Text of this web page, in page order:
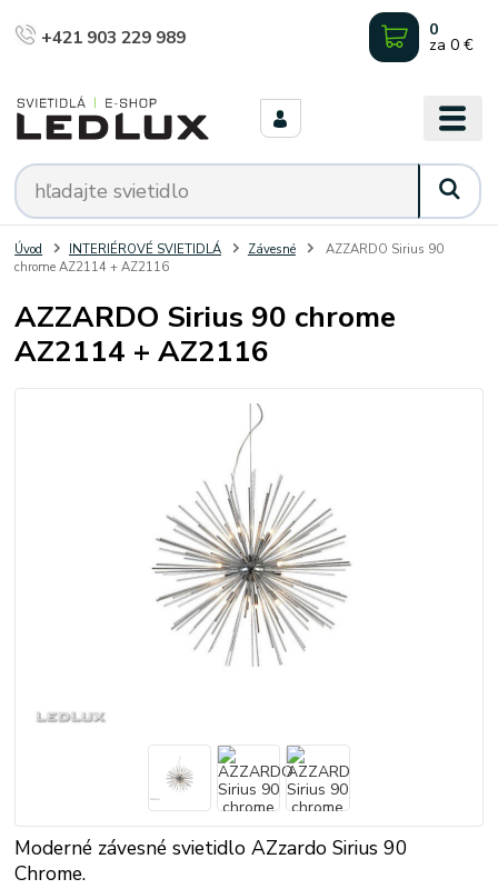
+421 903 229 989 0
za 0 €
Úvod INTERIÉROVÉ SVIETIDLÁ Závesné
AZZARDO Sirius 90
chrome AZ2114 + AZ2116
AZZARDO Sirius 90 chrome
AZ2114 + AZ2116
Moderné závesné svietidlo AZzardo Sirius 90
Chrome.